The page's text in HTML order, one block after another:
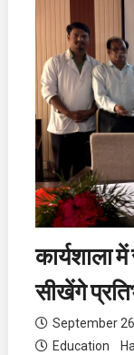
कार्यशाला
सीखेंगे
September
Education